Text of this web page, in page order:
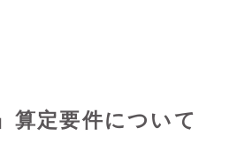
算定要件について